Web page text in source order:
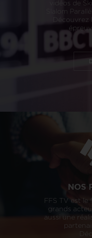
vidéos de
Slalom
NOS
FFS TV est le
grands
aussi une